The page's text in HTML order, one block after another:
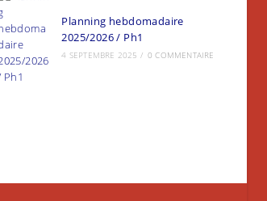
Planning hebdomadaire
2025/2026 / Ph1
4 SEPTEMBRE 2025 / 0 COMMENTAIRE